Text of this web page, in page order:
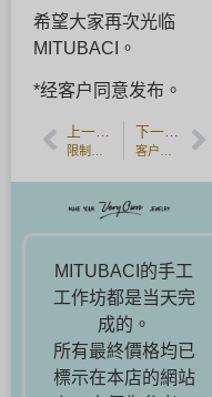
希望大家再次光临
MITUBACI。
*经客户同意发布。
MITUBACI的手工
工作坊都是当天完
成的。
所有最終價格均已
標示在本店的網站